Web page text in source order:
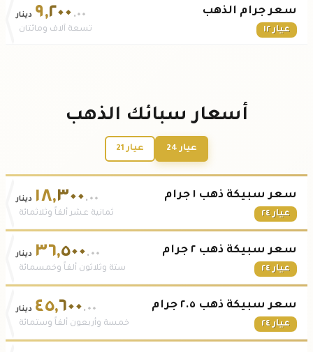
سعر جرام الذهب
عيار ١٢
٩,٢٠٠ .٠٠ دينار
تسعة آلاف ومائتان
أسعار سبائك الذهب
عيار 24 عيار 21
سعر سبيكة ذهب ١ جرام
عيار ٢٤
١٨,٣٠٠.٠٠ دينار
ثمانية عشر ألفاً وثلاثمائة
سعر سبيكة ذهب ٢ جرام
عيار ٢٤
٣٦,٥٠٠.٠٠ دينار
ستة وثلاثون ألفاً وخمسمائة
سعر سبيكة ذهب ٢.٥ جرام
عيار ٢٤
٤٥,٦٠٠.٠٠ دينار
خمسة وأربعون ألفاً وستمائة